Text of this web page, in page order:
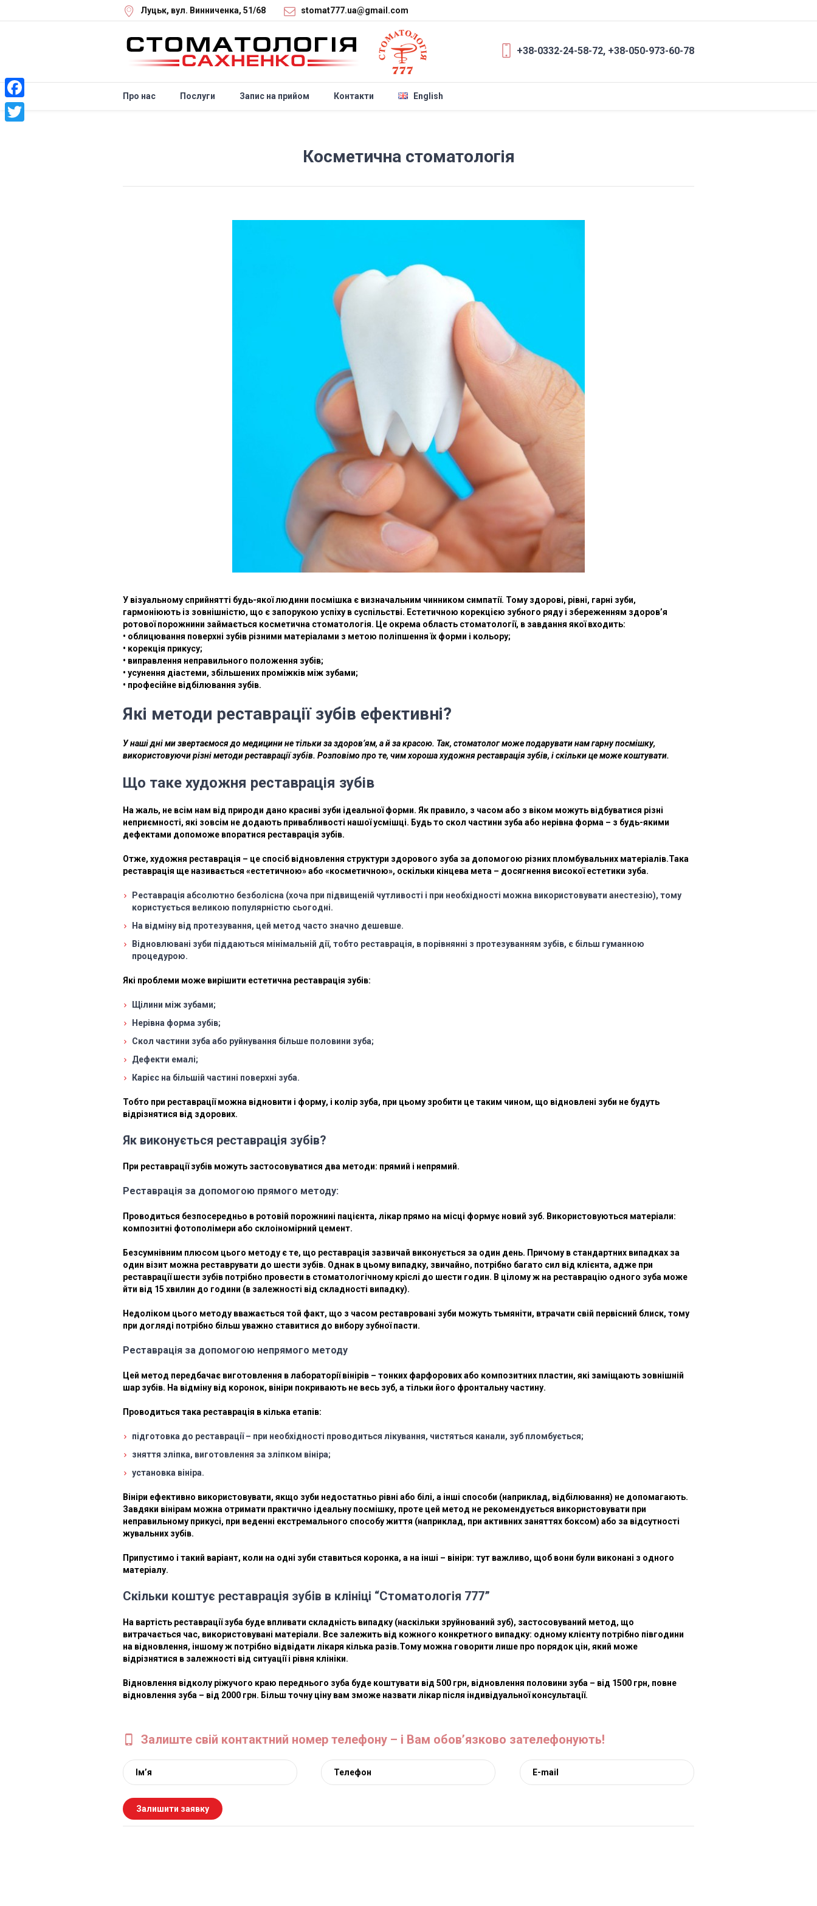
Луцьк, вул. Винниченка, 51/68 stomat777.ua@gmail.com
+38-0332-24-58-72,+38-050-973-60-78
Про нас Послуги Запис на прийом Контакти English
Косметична стоматологія
У візуальному сприйнятті будь-якої людини посмішка є визначальним чинником симпатії. Тому здорові, рівні, гарні зуби,
гармоніюють із зовнішністю, що є запорукою успіху в суспільстві. Естетичною корекцією зубного ряду і збереженням здоров’я
ротової порожнини займається косметична стоматологія. Це окрема область стоматології, в завдання якої входить:
• облицювання поверхні зубів різними матеріалами з метою поліпшення їх форми і кольору;
• корекція прикусу;
• виправлення неправильного положення зубів;
• усунення діастеми, збільшених проміжків між зубами;
• професійне відбілювання зубів.
Які методи реставрації зубів ефективні?
У наші дні ми звертаємося до медицини не тільки за здоров’ям, а й за красою. Так, стоматолог може подарувати нам гарну посмішку,
використовуючи різні методи реставрації зубів. Розповімо про те, чим хороша художня реставрація зубів, і скільки це може коштувати.
Що таке художня реставрація зубів
На жаль, не всім нам від природи дано красиві зуби ідеальної форми. Як правило, з часом або з віком можуть відбуватися різні
неприємності, які зовсім не додають привабливості нашої усмішці. Будь то скол частини зуба або нерівна форма – з будь-якими
дефектами допоможе впоратися реставрація зубів.
Отже, художня реставрація – це спосіб відновлення структури здорового зуба за допомогою різних пломбувальних матеріалів.Така
реставрація ще називається «естетичною» або «косметичною», оскільки кінцева мета – досягнення високої естетики зуба.
Реставрація абсолютно безболісна (хоча при підвищеній чутливості і при необхідності можна використовувати анестезію), тому
користується великою популярністю сьогодні.
На відміну від протезування, цей метод часто значно дешевше.
Відновлювані зуби піддаються мінімальній дії, тобто реставрація, в порівнянні з протезуванням зубів, є більш гуманною
процедурою.
Які проблеми може вирішити естетична реставрація зубів:
Щілини між зубами;
Нерівна форма зубів;
Скол частини зуба або руйнування більше половини зуба;
Дефекти емалі;
Карієс на більшій частині поверхні зуба.
Тобто при реставрації можна відновити і форму, і колір зуба, при цьому зробити це таким чином, що відновлені зуби не будуть
відрізнятися від здорових.
Як виконується реставрація зубів?
При реставрації зубів можуть застосовуватися два методи: прямий і непрямий.
Реставрація за допомогою прямого методу:
Проводиться безпосередньо в ротовій порожнині пацієнта, лікар прямо на місці формує новий зуб. Використовуються матеріали:
композитні фотополімери або склоіномірний цемент.
Безсумнівним плюсом цього методу є те, що реставрація зазвичай виконується за один день. Причому в стандартних випадках за
один візит можна реставрувати до шести зубів. Однак в цьому випадку, звичайно, потрібно багато сил від клієнта, адже при
реставрації шести зубів потрібно провести в стоматологічному кріслі до шести годин. В цілому ж на реставрацію одного зуба може
йти від 15 хвилин до години (в залежності від складності випадку).
Недоліком цього методу вважається той факт, що з часом реставровані зуби можуть тьмяніти, втрачати свій первісний блиск, тому
при догляді потрібно більш уважно ставитися до вибору зубної пасти.
Реставрація за допомогою непрямого методу
Цей метод передбачає виготовлення в лабораторії вінірів – тонких фарфорових або композитних пластин, які заміщають зовнішній
шар зубів. На відміну від коронок, вініри покривають не весь зуб, а тільки його фронтальну частину.
Проводиться така реставрація в кілька етапів:
підготовка до реставрації – при необхідності проводиться лікування, чистяться канали, зуб пломбується;
зняття зліпка, виготовлення за зліпком вініра;
установка вініра.
Вініри ефективно використовувати, якщо зуби недостатньо рівні або білі, а інші способи (наприклад, відбілювання) не допомагають.
Завдяки вінірам можна отримати практично ідеальну посмішку, проте цей метод не рекомендується використовувати при
неправильному прикусі, при веденні екстремального способу життя (наприклад, при активних заняттях боксом) або за відсутності
жувальних зубів.
Припустимо і такий варіант, коли на одні зуби ставиться коронка, а на інші – вініри: тут важливо, щоб вони були виконані з одного
матеріалу.
Скільки коштує реставрація зубів в клініці “Стоматологія 777”
На вартість реставрації зуба буде впливати складність випадку (наскільки зруйнований зуб), застосовуваний метод, що
витрачається час, використовувані матеріали. Все залежить від кожного конкретного випадку: одному клієнту потрібно півгодини
на відновлення, іншому ж потрібно відвідати лікаря кілька разів.Тому можна говорити лише про порядок цін, який може
відрізнятися в залежності від ситуації і рівня клініки.
Відновлення відколу ріжучого краю переднього зуба буде коштувати від 500 грн, відновлення половини зуба – від 1500 грн, повне
відновлення зуба – від 2000 грн. Більш точну ціну вам зможе назвати лікар після індивідуальної консультації.
Залиште свій контактний номер телефону – і Вам обов’язково зателефонують!
Facebook